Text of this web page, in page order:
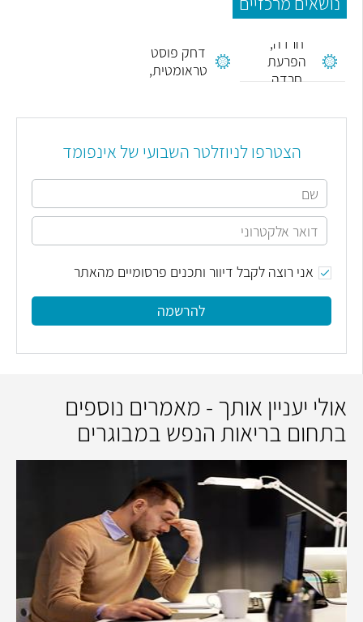
חרדה,
הפרעת
חרדה
דחק פוסט
טראומטית,
הצטרפו לניוזלטר השבועי של אינפומד
אני רוצה לקבל דיוור ותכנים פרסומיים מהאתר
להרשמה
אולי יעניין אותך - מאמרים נוספים
בתחום בריאות הנפש במבוגרים